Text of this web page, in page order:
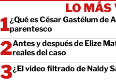
LO MÁS
¿Qué es César Gastélum de
parentesco
Antes y después de Elize
reales del caso
¿El video filtrado de Naldy